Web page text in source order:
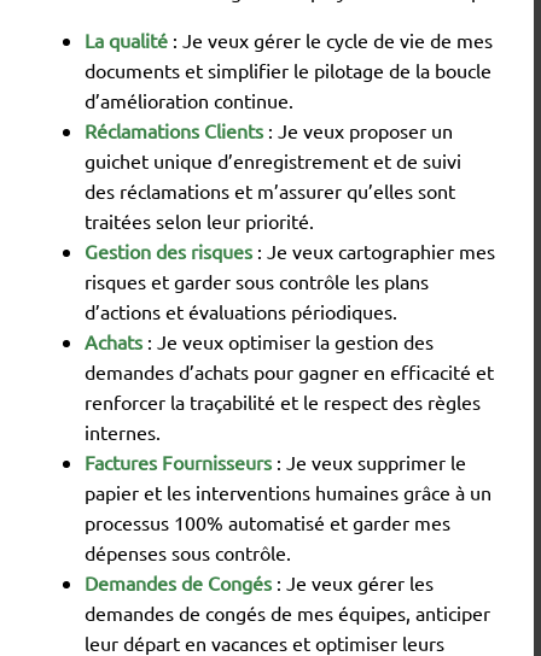
La qualité : Je veux gérer le cycle de vie de mes
documents et simplifier le pilotage de la boucle
d’amélioration continue.
Réclamations Clients : Je veux proposer un
guichet unique d’enregistrement et de suivi
des réclamations et m’assurer qu’elles sont
traitées selon leur priorité.
Gestion des risques : Je veux cartographier mes
risques et garder sous contrôle les plans
d’actions et évaluations périodiques.
Achats : Je veux optimiser la gestion des
demandes d’achats pour gagner en efficacité et
renforcer la traçabilité et le respect des règles
internes.
Factures Fournisseurs : Je veux supprimer le
papier et les interventions humaines grâce à un
processus 100% automatisé et garder mes
dépenses sous contrôle.
Demandes de Congés : Je veux gérer les
demandes de congés de mes équipes, anticiper
leur départ en vacances et optimiser leurs